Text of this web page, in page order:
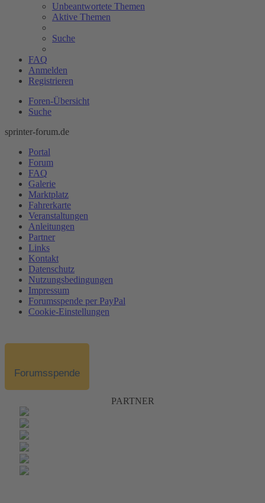
Unbeantwortete Themen
Aktive Themen
Suche
FAQ
Anmelden
Registrieren
Foren-Übersicht
Suche
sprinter-forum.de
Portal
Forum
FAQ
Galerie
Marktplatz
Fahrerkarte
Veranstaltungen
Anleitungen
Partner
Links
Kontakt
Datenschutz
Nutzungsbedingungen
Impressum
Forumsspende per PayPal
Cookie-Einstellungen
Forumsspende
PARTNER